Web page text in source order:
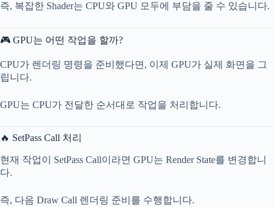
즉, 복잡한 Shader는 CPU와 GPU 모두에 부담을 줄 수 있습니다.
🎮 GPU는 어떤 작업을 할까?
CPU가 렌더링 명령을 준비했다면, 이제 GPU가 실제 화면을 그
립니다.
GPU는 CPU가 전달한 순서대로 작업을 처리합니다.
🔥 SetPass Call 처리
현재 작업이 SetPass Call이라면 GPU는 Render State를 변경합니
다.
즉, 다음 Draw Call 렌더링 준비를 수행합니다.